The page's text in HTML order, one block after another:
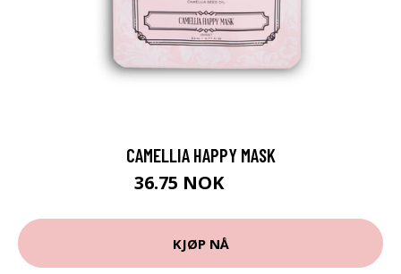
CAMELLIA HAPPY MASK
36.75 NOK
KJØP NÅ